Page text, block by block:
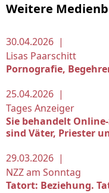
Weitere
30.04.2026 |
Lisas Paarschitt
Pornografie,
25.04.2026 |
Tages Anzeiger
Sie behandelt
sind Väter, Priester
29.03.2026 |
NZZ am Sonntag
Tatort: Beziehung.